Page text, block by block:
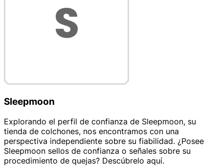
Sleepmoon
Explorando el perfil de confianza de Sleepmoon, su
tienda de colchones, nos encontramos con una
perspectiva independiente sobre su fiabilidad. ¿Posee
Sleepmoon sellos de confianza o señales sobre su
procedimiento de quejas? Descúbrelo aquí.